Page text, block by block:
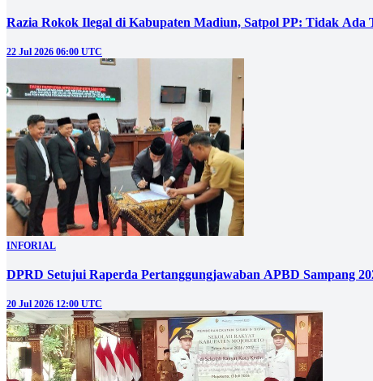
Razia Rokok Ilegal di Kabupaten Madiun, Satpol PP: Tidak Ada
22 Jul 2026 06:00 UTC
INFORIAL
DPRD Setujui Raperda Pertanggungjawaban APBD Sampang
20 Jul 2026 12:00 UTC